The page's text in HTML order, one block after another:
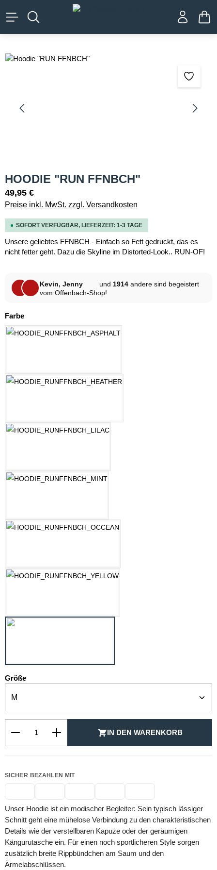
springen
Bildergalerie überspringen
HOODIE "RUN FFNBCH"
49,95 €
Preise inkl. MwSt. zzgl. Versandkosten
SOFORT VERFÜGBAR, LIEFERZEIT: 1-3 TAGE
Unsere geliebtes FFNBCH - Einfach so Fett gedruckt, das es
nicht fetter geht. Dazu die Skyline im Distorted-Look.. RUN-OF!
Kevin, Jenny und 1914 andere sind begeistert
vom Offenbach-Shop!
Farbeauswählen
Größeauswählen
IN DEN WARENKORB
SICHER BEZAHLEN MIT
Unser Hoodie ist ein modischer Begleiter: Sein typisch lässiger
Schnitt geht eine mühelose Verbindung zu den charakteristischen
Details wie der verstellbaren Kapuze oder der geräumigen
Kängurutasche ein. Für einen noch sportlicheren Style sorgen
zusätzlich breite Rippbündchen am Saum und den
Ärmelabschlüssen.